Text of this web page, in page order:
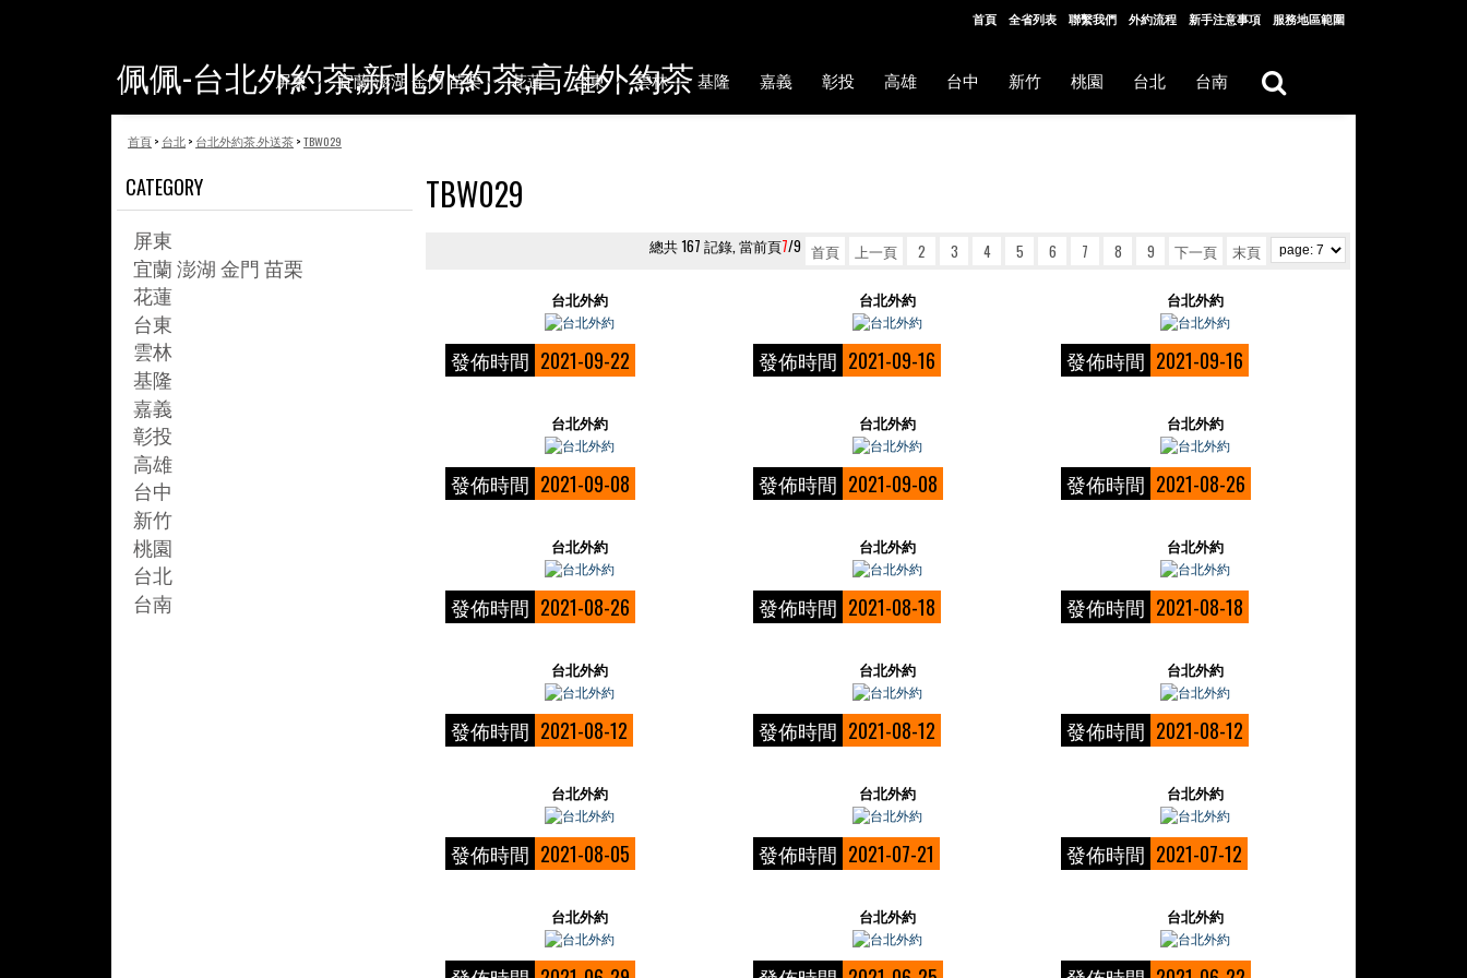
首頁 全省列表 聯繫我們 外約流程 新手注意事項 服務地區範圍
佩佩-台北外約茶,新北外約茶,高雄外約茶
屏東 宜蘭 澎湖 金門 苗栗 花蓮 台東 雲林 基隆 嘉義 彰投 高雄 台中 新竹 桃園 台北 台南
首頁> 台北> 台北外約茶.外送茶>TBW029
TBW029
總共 167 記錄, 當前頁7/9 首頁 上一頁 2 3 4 5 6 7 8 9 下一頁 末頁
台北外約
發佈時間 2021-09-22
台北外約
發佈時間 2021-09-16
台北外約
發佈時間 2021-09-16
台北外約
發佈時間 2021-09-08
台北外約
發佈時間 2021-09-08
台北外約
發佈時間 2021-08-26
台北外約
發佈時間 2021-08-26
台北外約
發佈時間 2021-08-18
台北外約
發佈時間 2021-08-18
台北外約
發佈時間 2021-08-12
台北外約
發佈時間 2021-08-12
台北外約
發佈時間 2021-08-12
台北外約
發佈時間 2021-08-05
台北外約
發佈時間 2021-07-21
台北外約
發佈時間 2021-07-12
台北外約 台北外約 台北外約
CATEGORY
屏東
宜蘭 澎湖 金門 苗栗
花蓮
台東
雲林
基隆
嘉義
彰投
高雄
台中
新竹
桃園
台北
台南